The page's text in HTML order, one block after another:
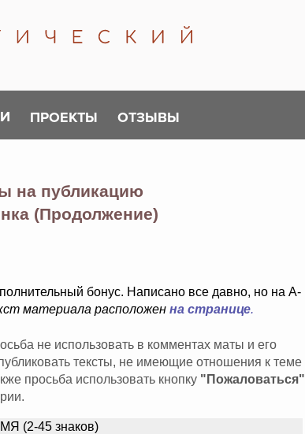
ПРОЕКТЫ ОТЗЫВЫ
на публикацию
(Продолжение)
бонус. Написано все давно, но на А-
материала расположен на странице.
не использовать в комментах маты и его
тексты, не имеющие отношения к теме
просьба использовать кнопку "Пожаловаться"
(2-45 знаков)